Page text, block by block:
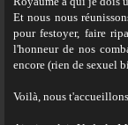
Et nous nous
pour festoyer, faire
l'honneur de nos
encore (rien de sexuel
Voilà, nous